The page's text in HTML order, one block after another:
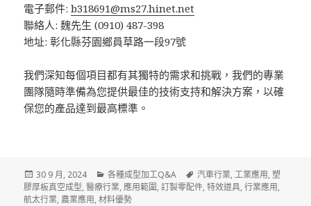
電子郵件:b318691@ms27.hinet.net
聯絡人: 魏先生 (0910) 487-398
地址: 彰化縣芬園鄉員草路一段97號
我們深知每個項目都有其獨特的需求和挑戰，我們的專業
團隊隨時準備為您提供最佳的技術支持和解決方案，以確
保您的產品達到最高標準。
發
佈
於
30 9 月, 2024
分
類
各種成型加工Q&A
標
籤
汽車行業,工業應用,塑
膠厚板真空成型,醫療行業,應用範圍,訂製零配件,特效道具,行業應用,
航太行業, 農業應用,材料優勢